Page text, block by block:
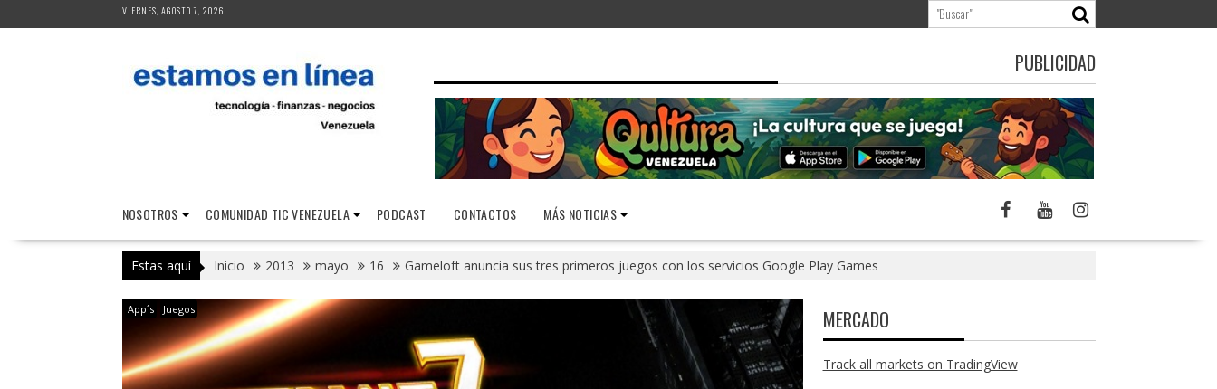
al
VIERNES, AGOSTO 7, 2026
PUBLICIDAD
NOSOTROS COMUNIDAD TIC VENEZUELA PODCAST CONTACTOS MÁS NOTICIAS
Estas aquí Inicio 2013 mayo 16 Gameloft anuncia sus tres primeros juegos con los servicios Google Play Games
App´s Juegos MERCADO
Track all markets on TradingView